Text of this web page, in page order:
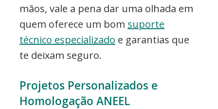
mãos, vale a pena dar uma olhada em
quem oferece um bom suporte
técnico especializado e garantias que
te deixam seguro.
Projetos Personalizados e
Homologação ANEEL